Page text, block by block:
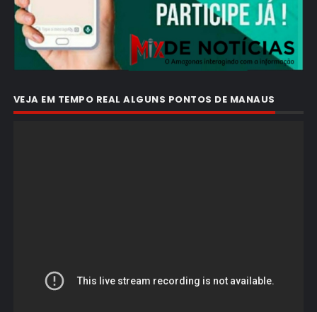
VEJA EM TEMPO REAL ALGUNS PONTOS DE MANAUS